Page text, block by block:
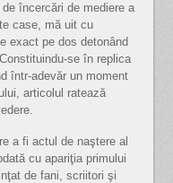
încercări de mediere a
case, mă uit cu
exact pe dos detonând
se în replica
într-adevăr un moment
articolul ratează
a fi actul de naştere al
cu apariţia primului
de fani, scriitori şi